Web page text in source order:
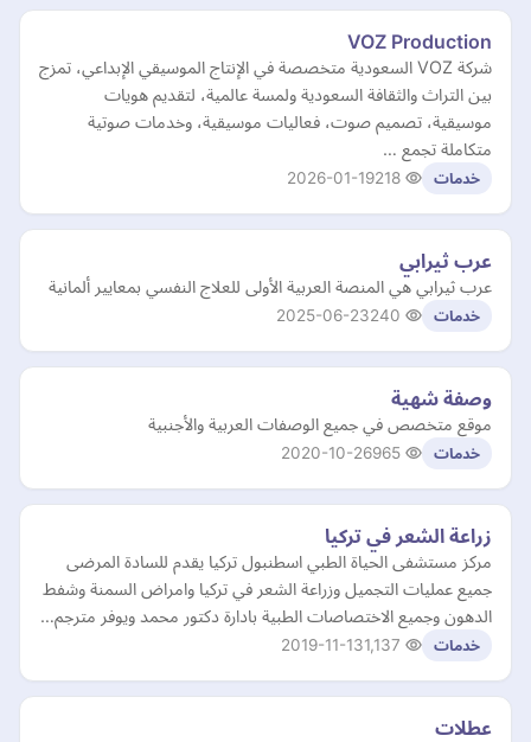
VOZ Production
شركة VOZ السعودية متخصصة في الإنتاج الموسيقي الإبداعي، تمزج
بين التراث والثقافة السعودية ولمسة عالمية، لتقديم هويات
موسيقية، تصميم صوت، فعاليات موسيقية، وخدمات صوتية
متكاملة تجمع …
خدمات 2026-01-19
عرب ثيرابي
عرب ثيرابي هي المنصة العربية الأولى للعلاج النفسي بمعايير ألمانية
خدمات 2025-06-23
وصفة شهية
موقع متخصص في جميع الوصفات العربية والأجنبية
خدمات 2020-10-26
زراعة الشعر في تركيا
مركز مستشفى الحياة الطبي اسطنبول تركيا يقدم للسادة المرضى
جميع عمليات التجميل وزراعة الشعر في تركيا وامراض السمنة وشفط
الدهون وجميع الاختصاصات الطبية بادارة دكتور محمد ويوفر مترجم…
خدمات 2019-11-13
عطلات